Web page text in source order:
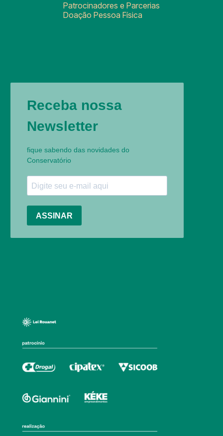
Patrocinadores e Parcerias
Doação Pessoa Física